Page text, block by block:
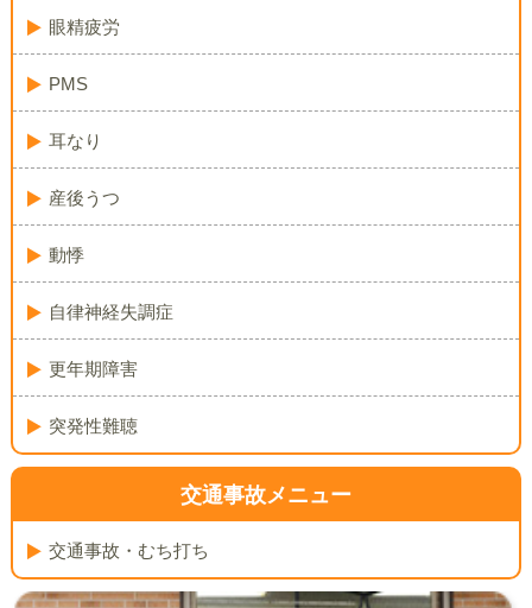
眼精疲労
PMS
耳なり
産後うつ
動悸
自律神経失調症
更年期障害
突発性難聴
交通事故メニュー
交通事故・むち打ち